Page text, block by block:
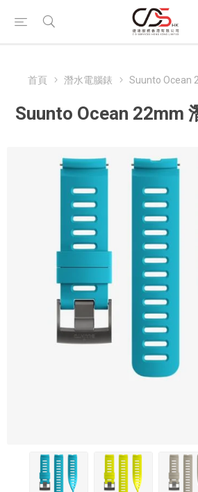
首頁 潛水電腦錶 Suunto Ocean
Suunto Ocean 22mm